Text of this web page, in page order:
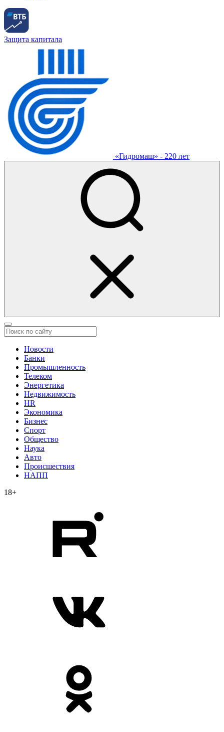
Защита капитала
«Гидромаш» - 220 лет
Новости
Банки
Промышленность
Телеком
Энергетика
Недвижимость
HR
Экономика
Бизнес
Спорт
Общество
Наука
Авто
Происшествия
НАПП
18+